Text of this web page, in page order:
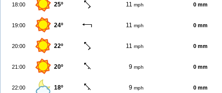
18:00 25º 11 mph 0 mm
19:00 24º 11 mph 0 mm
20:00 22º 11 mph 0 mm
21:00 20º 9 mph 0 mm
22:00 18º 9 mph 0 mm